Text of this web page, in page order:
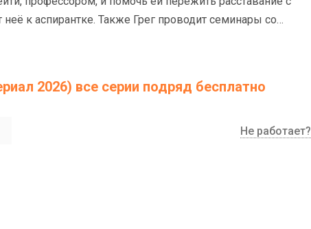
к аспирантке. Также Грег проводит семинары со
Рустер, не только пользуется популярностью
начинает поддаваться её призывам, веселиться с
2026) все серии подряд бесплатно
Не работает?